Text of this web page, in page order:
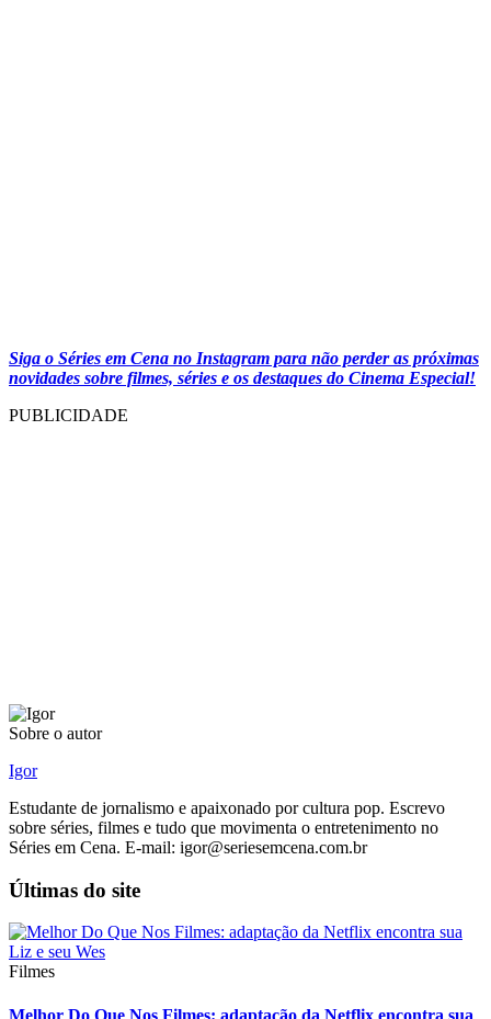
Siga o Séries em Cena no Instagram para não perder as próximas
novidades sobre filmes, séries e os destaques do Cinema Especial!
PUBLICIDADE
Sobre o autor
Igor
Estudante de jornalismo e apaixonado por cultura pop. Escrevo
sobre séries, filmes e tudo que movimenta o entretenimento no
Séries em Cena. E-mail: igor@seriesemcena.com.br
Últimas do site
Filmes
Melhor Do Que Nos Filmes: adaptação da Netflix encontra sua